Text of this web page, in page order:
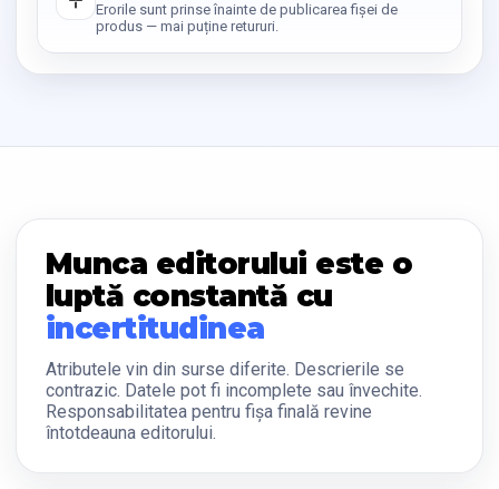
Erorile sunt prinse înainte de publicarea fișei de
produs — mai puține retururi.
Munca editorului este o
luptă constantă cu
incertitudinea
Atributele vin din surse diferite. Descrierile se
contrazic. Datele pot fi incomplete sau învechite.
Responsabilitatea pentru fișa finală revine
întotdeauna editorului.